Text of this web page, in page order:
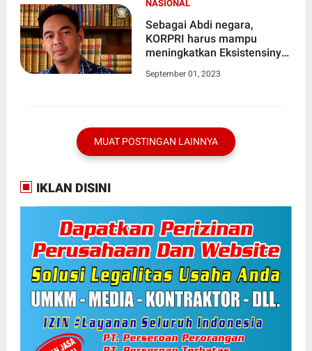
NASIONAL
Sebagai Abdi negara,
KORPRI harus mampu
meningkatkan Eksistensinya
September 01, 2023
MUAT POSTINGAN LAINNYA
IKLAN DISINI